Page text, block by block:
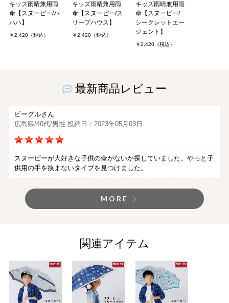
キッズ雨晴兼用雨
傘【スヌーピー/ハ
ハハ】
￥2,420（税込）
キッズ雨晴兼用雨
傘【スヌーピー/ス
リープハウス】
￥2,420（税込）
キッズ雨晴兼用雨
傘【スヌーピー/
シークレットエー
ジェント】
￥2,420（税込）
最新商品レビュー
ビーグルさん
広島県/40代/男性 投稿日：2023年05月03日
スヌーピーが大好きな子供の傘がないか探していました。やっと子
供用の手を挟まないタイプを見つけました。
MORE
関連アイテム